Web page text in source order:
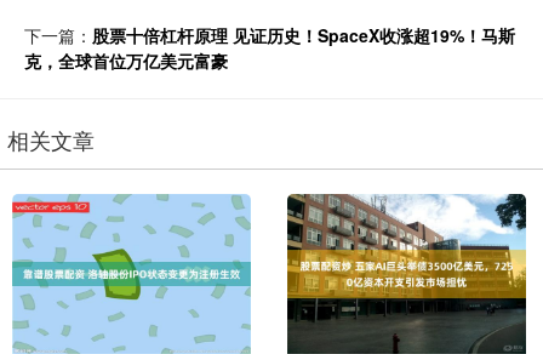
下一篇： 股票十倍杠杆原理 见证历史！SpaceX收涨超19%！马斯
克，全球首位万亿美元富豪
相关文章